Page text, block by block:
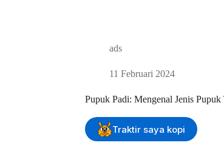
ads
11 Februari 2024
Pupuk Padi: Mengenal Jenis
Traktir saya kopi